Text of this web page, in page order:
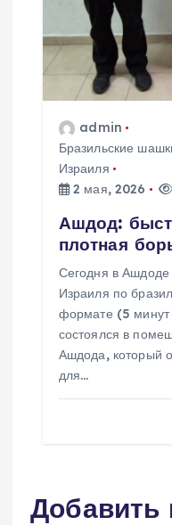
admin
Бразильские
Израиля
2 мая, 2026
Ашдод:
плотная
Сегодня в
Израиля по
формате (5 минут
состоялся в
Ашдода, который
для…
Добавить